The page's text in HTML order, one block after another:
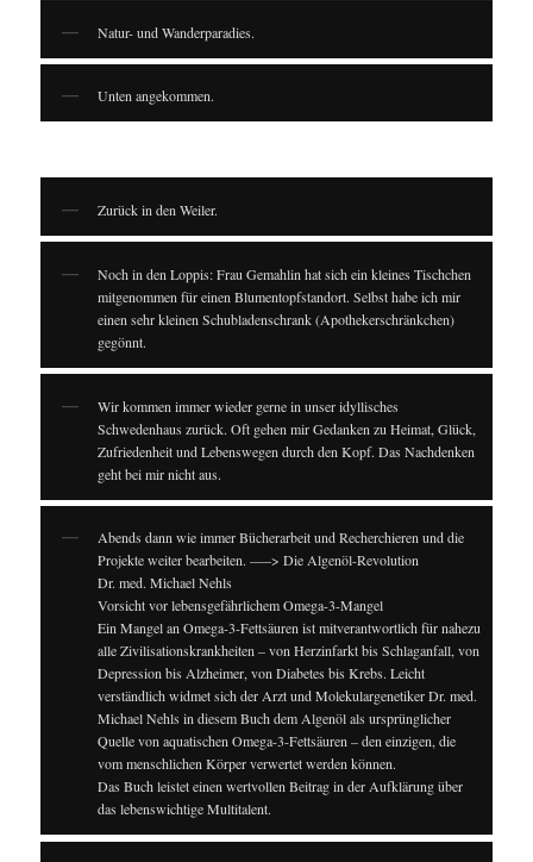
Natur- und Wanderparadies.
Unten angekommen.
Zurück in den Weiler.
Noch in den Loppis: Frau Gemahlin hat sich ein kleines Tischchen
mitgenommen für einen Blumentopfstandort. Selbst habe ich mir
einen sehr kleinen Schubladenschrank (Apothekerschränkchen)
gegönnt.
Wir kommen immer wieder gerne in unser idyllisches
Schwedenhaus zurück. Oft gehen mir Gedanken zu Heimat, Glück,
Zufriedenheit und Lebenswegen durch den Kopf. Das Nachdenken
geht bei mir nicht aus.
Abends dann wie immer Bücherarbeit und Recherchieren und die
Projekte weiter bearbeiten. —–> Die Algenöl-Revolution
Dr. med. Michael Nehls
Vorsicht vor lebensgefährlichem Omega-3-Mangel
Ein Mangel an Omega-3-Fettsäuren ist mitverantwortlich für nahezu
alle Zivilisationskrankheiten – von Herzinfarkt bis Schlaganfall, von
Depression bis Alzheimer, von Diabetes bis Krebs. Leicht
verständlich widmet sich der Arzt und Molekulargenetiker Dr. med.
Michael Nehls in diesem Buch dem Algenöl als ursprünglicher
Quelle von aquatischen Omega-3-Fettsäuren – den einzigen, die
vom menschlichen Körper verwertet werden können.
Das Buch leistet einen wertvollen Beitrag in der Aufklärung über
das lebenswichtige Multitalent.